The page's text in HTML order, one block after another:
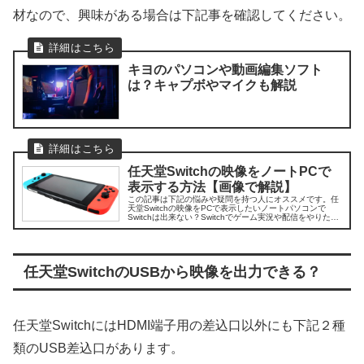
材なので、興味がある場合は下記事を確認してください。
キヨのパソコンや動画編集ソフト
は？キャプボやマイクも解説
任天堂Switchの映像をノートPCで
表示する方法【画像で解説】
この記事は下記の悩みや疑問を持つ人にオススメです。任
天堂Switchの映像をPCで表示したいノートパソコンで
Switchは出来ない？Switchでゲーム実況や配信をやりた
任天堂SwitchのUSBから映像を出力できる？
任天堂SwitchにはHDMI端子用の差込口以外にも下記２種
類のUSB差込口があります。